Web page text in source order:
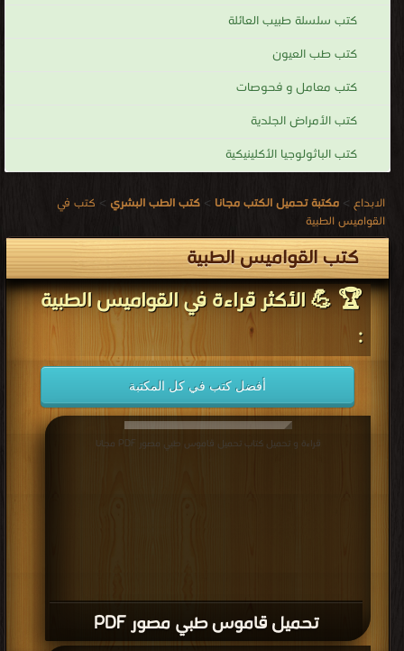
كتب سلسلة طبيب العائلة
كتب طب العيون
كتب معامل و فحوصات
كتب الأمراض الجلدية
كتب الباثولوجيا الأكلينيكية
الابداع > مكتبة تحميل الكتب مجانا > كتب الطب البشري > كتب في
القواميس الطبية
كتب القواميس الطبية
🏆 💪 الأكثر قراءة في القواميس الطبية
:
أفضل كتب في كل المكتبة
تحميل قاموس طبي مصور PDF
قراءة و تحميل كتاب تحميل قاموس طبي مصور PDF مجانا